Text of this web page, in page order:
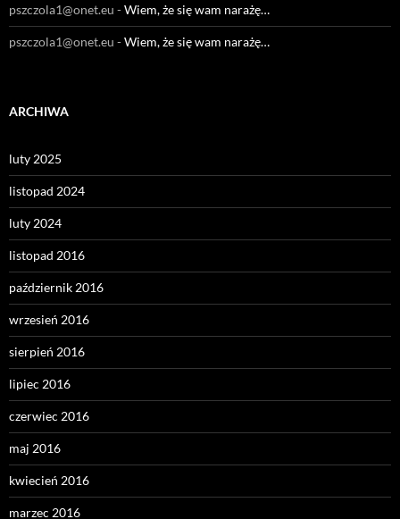
pszczola1@onet.eu -Wiem, że się wam narażę…
pszczola1@onet.eu -Wiem, że się wam narażę…
ARCHIWA
luty 2025
listopad 2024
luty 2024
listopad 2016
październik 2016
wrzesień 2016
sierpień 2016
lipiec 2016
czerwiec 2016
maj 2016
kwiecień 2016
marzec 2016